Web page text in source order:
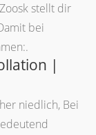
stellt dir
bei
|
niedlich, Bei